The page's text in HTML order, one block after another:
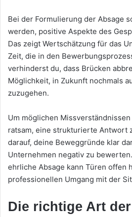
Bei der Formulierung der Absage
werden, positive Aspekte des
Das zeigt Wertschätzung für das
Zeit, die in den
verhinderst du, dass Brücken
Möglichkeit, in Zukunft nochmals
zuzugehen.
Um möglichen
ratsam, eine strukturierte Antwort
darauf, deine Beweggründe klar
Unternehmen negativ zu
ehrliche Absage kann Türen offen
professionellen Umgang mit der
Die richtige Art der